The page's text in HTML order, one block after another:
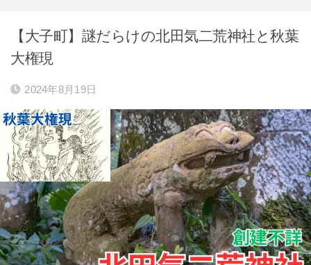
【大子町】謎だらけの北田気二荒神社と秋葉
大権現
2024年8月19日